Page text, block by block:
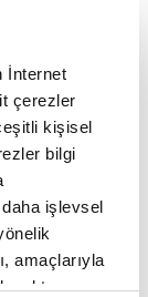
İnternet
çerezler
kişisel
bilgi
işlevsel
amaçlarıyla